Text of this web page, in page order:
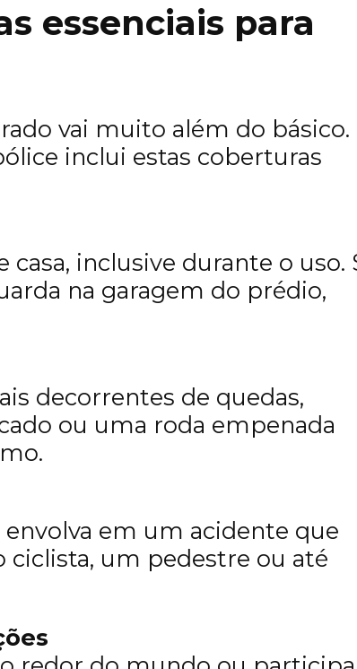
essenciais para
vai muito além do básico.
inclui estas coberturas
inclusive durante o uso.
na garagem do prédio,
decorrentes de quedas,
ou uma roda empenada
em um acidente que
ciclista, um pedestre ou até